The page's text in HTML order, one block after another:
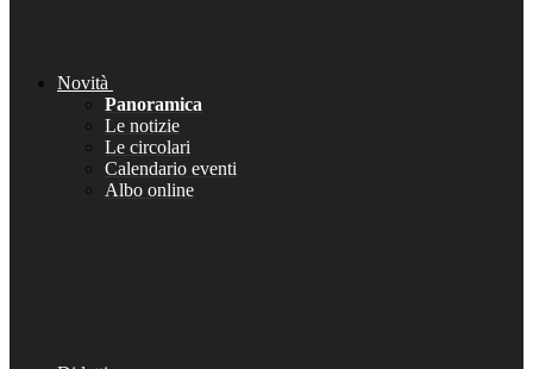
Novità
Panoramica
Le notizie
Le circolari
Calendario eventi
Albo online